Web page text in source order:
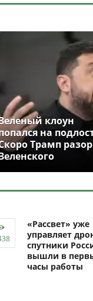
клоун
на
Трамп
«Рассвет» уже
управляет
спутники
вышли в
часы работы